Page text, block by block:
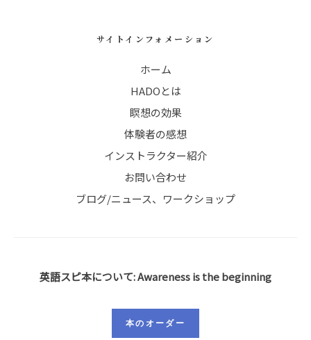
サイトインフォメーション
ホーム
HADOとは
瞑想の効果
体験者の感想
インストラクター紹介
お問い合わせ
ブログ/ニュース、ワークショップ
英語スピ本について: Awareness is the beginning
本のオーダー